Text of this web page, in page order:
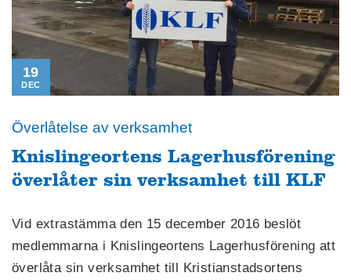
19
DEC
Överlåtelse av verksamhet
Knislingeortens Lagerhusförening
överlåter sin verksamhet till KLF
Vid extrastämma den 15 december 2016 beslöt
medlemmarna i Knislingeortens Lagerhusförening att
överlåta sin verksamhet till Kristianstadsortens